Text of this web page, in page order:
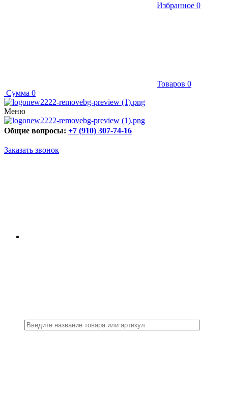
Избранное 0
Товаров 0
Сумма 0
Меню
Общие вопросы: +7 (910) 307-74-16
Заказать звонок